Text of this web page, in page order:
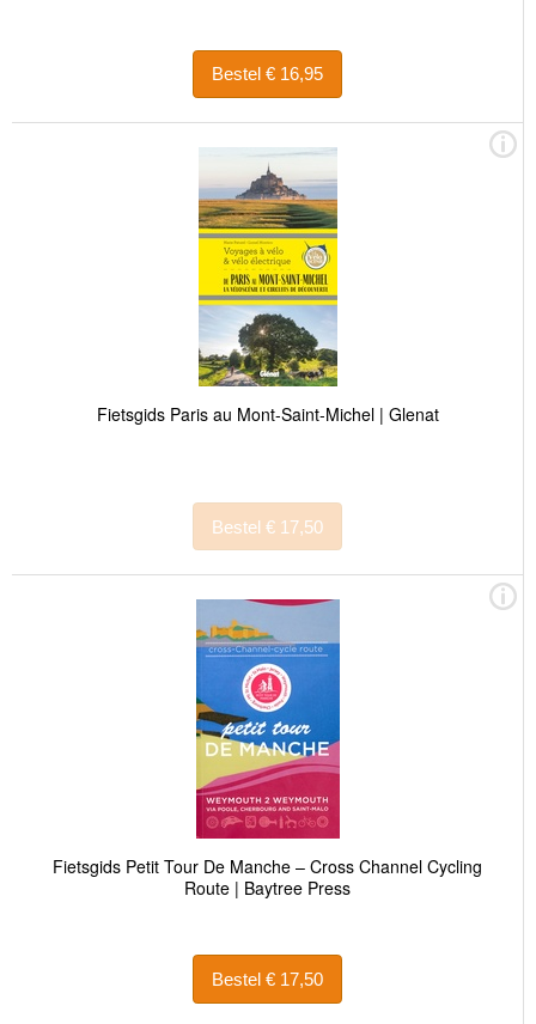
Bestel € 16,95
Fietsgids Paris au Mont-Saint-Michel | Glenat
Bestel € 17,50
Fietsgids Petit Tour De Manche – Cross Channel Cycling
Route | Baytree Press
Bestel € 17,50